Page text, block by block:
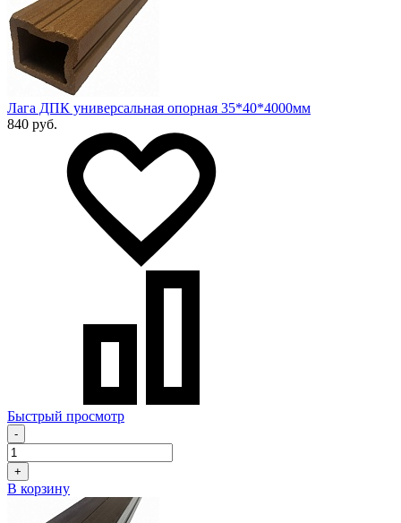
Лага ДПК универсальная опорная 35*40*4000мм
840 руб.
Быстрый просмотр
-
+
В корзину